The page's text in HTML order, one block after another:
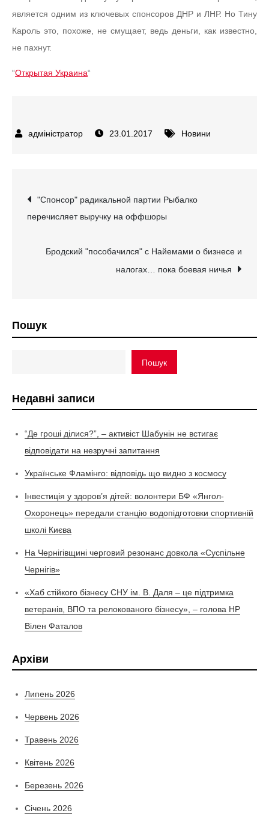
является одним из ключевых спонсоров ДНР и ЛНР. Но Тину
Кароль это, похоже, не смущает, ведь деньги, как известно,
не пахнут.
“Открытая Украина“
23.01.2017 Новини
Навігація
записів
"Спонсор" радикальной партии Рыбалко
перечисляет выручку на оффшоры
Бродский "пособачился" с Найемами о бизнесе и
налогах… пока боевая ничья
Пошук
Пошук
Недавні записи
“Де гроші ділися?”, – активіст Шабунін не встигає
відповідати на незручні запитання
Українське Фламінго: відповідь що видно з космосу
Інвестиція у здоров’я дітей: волонтери БФ «Янгол-
Охоронець» передали станцію водопідготовки спортивній
школі Києва
На Чернігівщині черговий резонанс довкола «Суспільне
Чернігів»
«Хаб стійкого бізнесу СНУ ім. В. Даля – це підтримка
ветеранів, ВПО та релокованого бізнесу», – голова НР
Вілен Фаталов
Архіви
Липень 2026
Червень 2026
Травень 2026
Квітень 2026
Березень 2026
Січень 2026